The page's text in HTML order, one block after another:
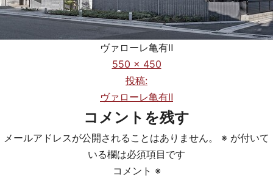
ヴァローレ亀有Ⅱ
フ
サ
イ
550 × 450
ナ
投稿:
ヴァローレ亀有Ⅱ
コメントを残す
メールアドレスが公開されることはありません。 ※ が付いて
いる欄は必須項目です
コメント ※